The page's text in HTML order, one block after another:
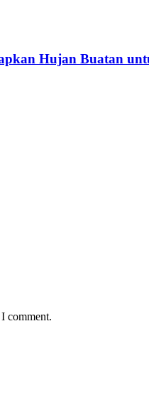
Hujan Buatan
comment.